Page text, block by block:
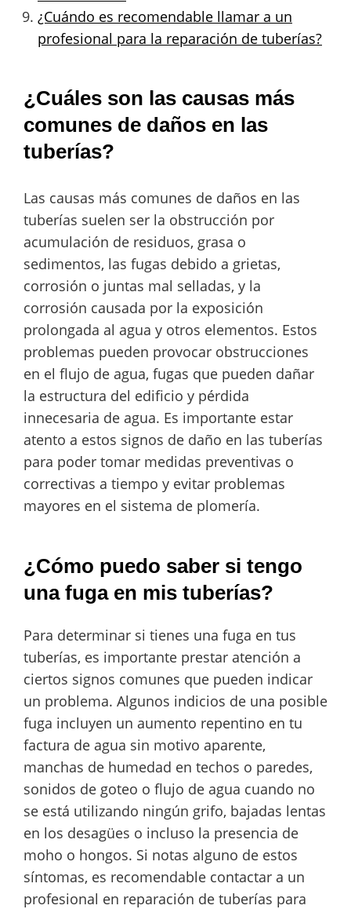
¿Cuándo es recomendable llamar a un
profesional para la reparación de tuberías?
¿Cuáles son las causas más
comunes de daños en las
tuberías?
Las causas más comunes de daños en las
tuberías suelen ser la obstrucción por
acumulación de residuos, grasa o
sedimentos, las fugas debido a grietas,
corrosión o juntas mal selladas, y la
corrosión causada por la exposición
prolongada al agua y otros elementos. Estos
problemas pueden provocar obstrucciones
en el flujo de agua, fugas que pueden dañar
la estructura del edificio y pérdida
innecesaria de agua. Es importante estar
atento a estos signos de daño en las tuberías
para poder tomar medidas preventivas o
correctivas a tiempo y evitar problemas
mayores en el sistema de plomería.
¿Cómo puedo saber si tengo
una fuga en mis tuberías?
Para determinar si tienes una fuga en tus
tuberías, es importante prestar atención a
ciertos signos comunes que pueden indicar
un problema. Algunos indicios de una posible
fuga incluyen un aumento repentino en tu
factura de agua sin motivo aparente,
manchas de humedad en techos o paredes,
sonidos de goteo o flujo de agua cuando no
se está utilizando ningún grifo, bajadas lentas
en los desagües o incluso la presencia de
moho o hongos. Si notas alguno de estos
síntomas, es recomendable contactar a un
profesional en reparación de tuberías para